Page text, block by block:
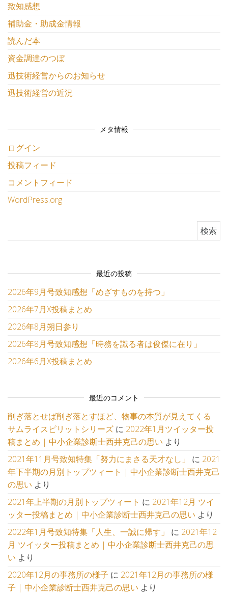
致知感想
補助金・助成金情報
読んだ本
資金調達のつぼ
迅技術経営からのお知らせ
迅技術経営の近況
メタ情報
ログイン
投稿フィード
コメントフィード
WordPress.org
最近の投稿
2026年9月号致知感想「めざすものを持つ」
2026年7月X投稿まとめ
2026年8月朔日参り
2026年8月号致知感想「時務を識る者は俊傑に在り」
2026年6月X投稿まとめ
最近のコメント
削ぎ落とせば削ぎ落とすほど、物事の本質が見えてくる
サムライスピリットシリーズ に 2022年1月ツイッター投
稿まとめ | 中小企業診断士西井克己の思い より
2021年11月号致知特集「努力にまさる天才なし」
に 2021
年下半期の月別トップツィート | 中小企業診断士西井克己
の思い より
2021年上半期の月別トップツィート に 2021年12月 ツイ
ッター投稿まとめ | 中小企業診断士西井克己の思い より
2022年1月号致知特集「人生、一誠に帰す」
に 2021年12
月 ツイッター投稿まとめ | 中小企業診断士西井克己の思
い より
2020年12月の事務所の様子 に 2021年12月の事務所の様
子 | 中小企業診断士西井克己の思い より